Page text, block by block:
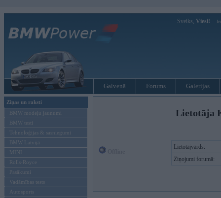
Sveiks, Viesi!
Galvenā Forums Galerijas
Ziņas un raksti
BMW modeļu jaunumi
BMW testi
Tehnoloģijas & sasniegumi
BMW Latvijā
MINI
Rolls-Royce
Pasākumi
Vadāmības tests
Autosports
Lietotāja
Lietotājvārds:
Ziņojumi forumā: